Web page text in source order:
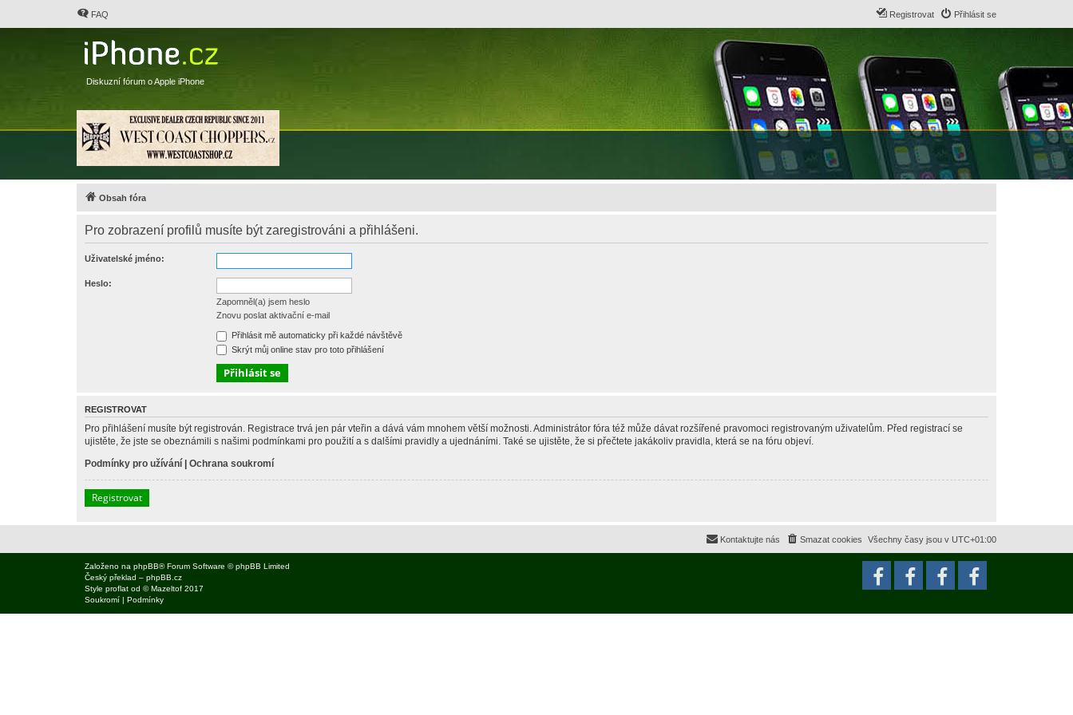
FAQ Přihlásit se
Registrovat
Diskuzní fórum o Apple iPhone
Obsah fóra
Pro zobrazení profilů musíte být zaregistrováni a přihlášeni.
Uživatelské jméno:
Heslo:
Zapomněl(a) jsem heslo
Znovu poslat aktivační e-mail
Přihlásit mě automaticky při každé návštěvě
Skrýt můj online stav pro toto přihlášení
REGISTROVAT
Pro přihlášení musíte být registrován. Registrace trvá jen pár vteřin a dává vám mnohem větší možnosti. Administrátor fóra též může dávat rozšířené pravomoci registrovaným uživatelům. Před registrací se
ujistěte, že jste se obeznámili s našimi podmínkami pro použití a s dalšími pravidly a ujednáními. Také se ujistěte, že si přečtete jakákoliv pravidla, která se na fóru objeví.
Podmínky pro užívání | Ochrana soukromí
Registrovat
Všechny časy jsou v UTC+01:00
Smazat cookies
Kontaktujte nás
Založeno na phpBB® Forum Software © phpBB Limited
Český překlad – phpBB.cz
Style proflat od ©Mazeltof 2017
Soukromí | Podmínky